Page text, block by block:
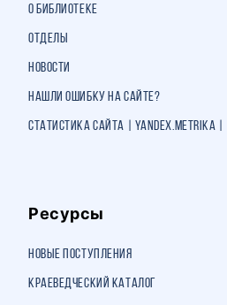
О библиотеке
Отделы
Новости
Нашли ошибку на сайте?
Статистика сайта | Yandex.Metrika |
Ресурсы
Новые поступления
Краеведческий каталог